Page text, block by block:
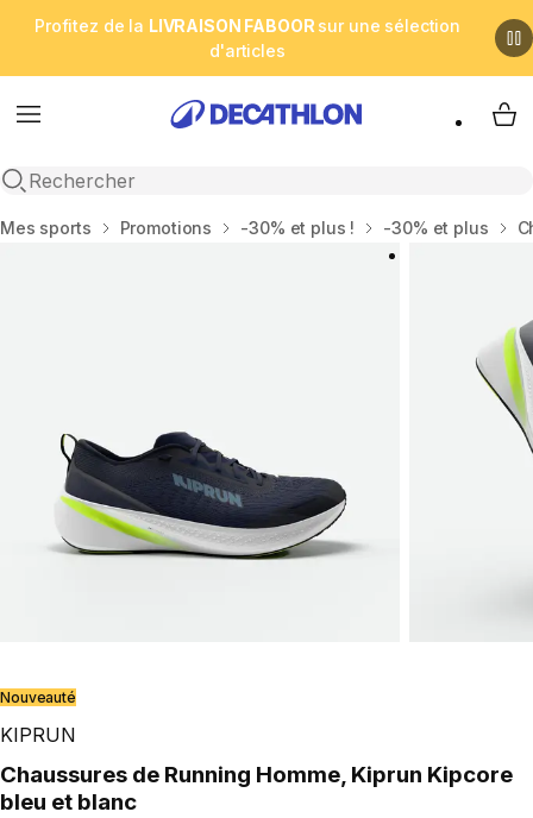
Profitez de la LIVRAISON FABOOR sur une sélection
d'articles
Menu
Open search
My
Accueil
Mes sports Promotions -30% et plus ! -30% et plus
Nouveauté
KIPRUN
Chaussures de Running Homme, Kiprun Kipcore
bleu et blanc